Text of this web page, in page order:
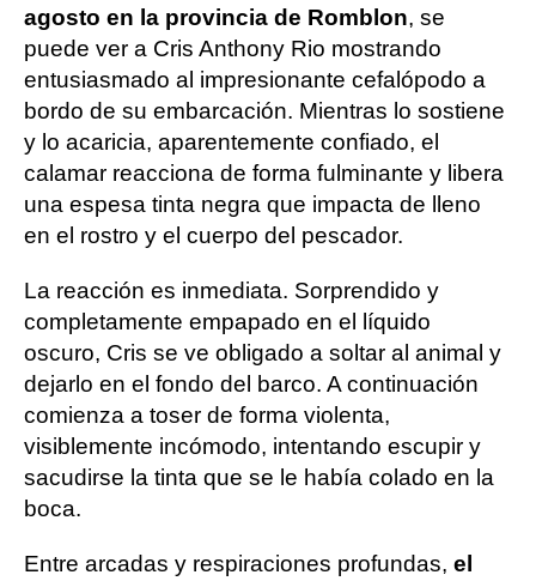
agosto en la provincia de Romblon, se
puede ver a Cris Anthony Rio mostrando
entusiasmado al impresionante cefalópodo a
bordo de su embarcación. Mientras lo sostiene
y lo acaricia, aparentemente confiado, el
calamar reacciona de forma fulminante y libera
una espesa tinta negra que impacta de lleno
en el rostro y el cuerpo del pescador.
La reacción es inmediata. Sorprendido y
completamente empapado en el líquido
oscuro, Cris se ve obligado a soltar al animal y
dejarlo en el fondo del barco. A continuación
comienza a toser de forma violenta,
visiblemente incómodo, intentando escupir y
sacudirse la tinta que se le había colado en la
boca.
Entre arcadas y respiraciones profundas, el